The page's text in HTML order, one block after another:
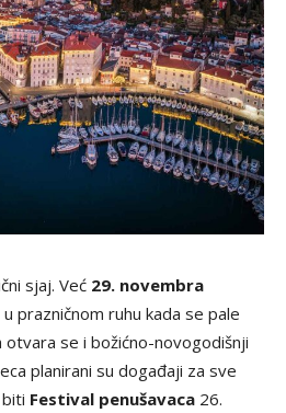
sjaj. Već 29. novembra
prazničnom ruhu kada se pale
se i božićno-novogodišnji
planirani su događaji za sve
Festival penušavaca 26.